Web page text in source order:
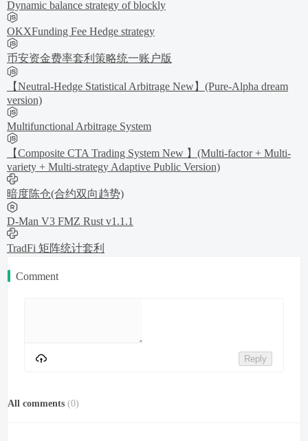
Dynamic balance strategy of blockly
OKXFunding Fee Hedge strategy
币安资金费率套利策略统一账户版
【Neutral-Hedge Statistical Arbitrage New】(Pure-Alpha dream
version)
Multifunctional Arbitrage System
【Composite CTA Trading System New 】(Multi-factor + Multi-
variety + Multi-strategy Adaptive Public Version)
暗度陈仓(合约双向趋势)
D-Man V3 FMZ Rust v1.1.1
TradFi 矩阵统计套利
Comment
Reply
All comments (0)